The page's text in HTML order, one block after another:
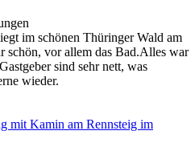
im schönen Thüringer Wald am
schön, vor allem das Bad.Alles war
sind sehr nett, was
wieder.
mit Kamin am Rennsteig im